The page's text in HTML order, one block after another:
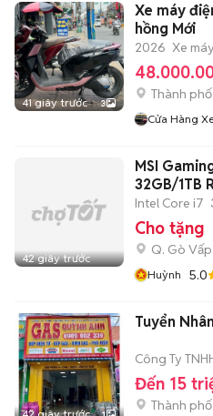
41 giây trước 3
Xe máy
hồng Mới
2026 Xe
Thành
Cửa Hàng
42 giây trước
MSI
32GB/1TB
Intel Core i7
Cho tặng
Q. Gò Vấp
Huỳnh 5.0
Tuyển
Công Ty
Đến 15
Thành